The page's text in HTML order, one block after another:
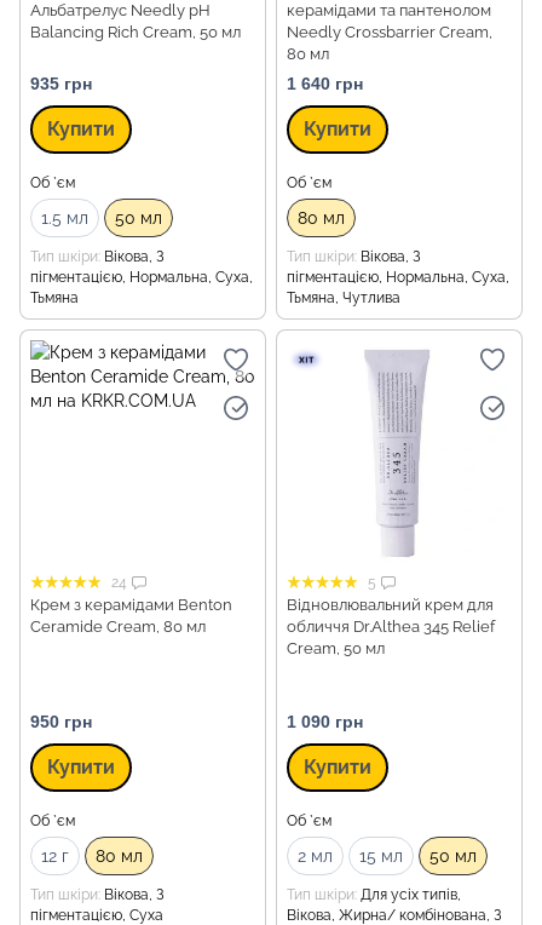
Альбатрелус Needly pH
Balancing Rich Cream, 50 мл
935 грн
Купити
Об `єм
1.5 мл 50 мл
Тип шкіри Вікова, З
пігментацією, Нормальна, Суха,
Тьмяна
керамідами та пантенолом
Needly Crossbarrier Cream,
80 мл
1 640 грн
Купити
Об `єм
80 мл
Тип шкіри Вікова, З
пігментацією, Нормальна, Суха,
Тьмяна, Чутлива
24
Крем з керамідами Benton
Ceramide Cream, 80 мл
950 грн
Купити
Об `єм
12 г 80 мл
Тип шкіри Вікова, З
пігментацією, Суха
5
Відновлювальний крем для
обличчя Dr.Althea 345 Relief
Cream, 50 мл
1 090 грн
Купити
Об `єм
2 мл 15 мл 50 мл
Тип шкіри Для усіх типів,
Вікова, Жирна/ комбінована, З